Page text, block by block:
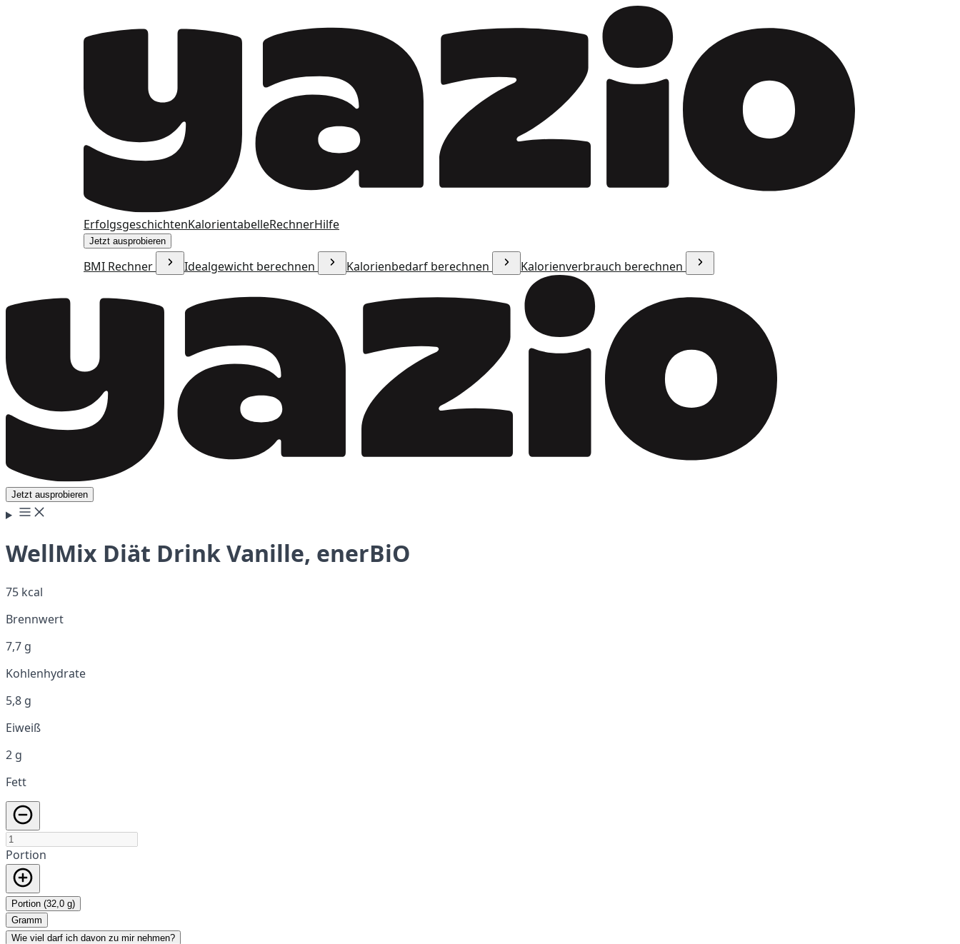
ErfolgsgeschichtenKalorientabelleRechnerHilfe
Jetzt ausprobieren
BMI Rechner Idealgewicht berechnen Kalorienbedarf berechnen Kalorienverbrauch berechnen
Jetzt ausprobieren
WellMix Diät Drink Vanille, enerBiO
75 kcal
Brennwert
7,7 g
Kohlenhydrate
5,8 g
Eiweiß
2 g
Fett
Portion
Portion (32,0 g)
Gramm
Wie viel darf ich davon zu mir nehmen?